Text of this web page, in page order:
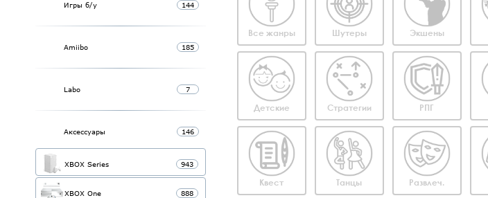
Игры б/у 144
Amiibo 185
Labo 7
Аксессуары 146
XBOX Series 943
XBOX One 888
Все жанры Шутеры Экшены
Детские Стратегии РПГ
Квест Танцы Развлеч.